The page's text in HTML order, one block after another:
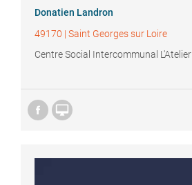
Donatien Landron
49170 | Saint Georges sur Loire
Centre Social Intercommunal L'Atelier
